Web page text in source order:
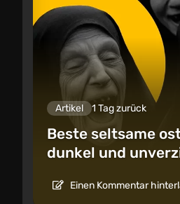
Artikel 1 Tag zurück
Beste seltsame
dunkel und
Einen Kommentar